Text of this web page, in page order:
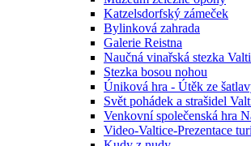
Katzelsdorfský zámeček
Bylinková zahrada
Galerie Reistna
Naučná vinařská stezka
Stezka bosou nohou
Úniková hra - Útěk ze
Svět pohádek a strašidel
Venkovní společenská hra
Video-Valtice-Prezentace